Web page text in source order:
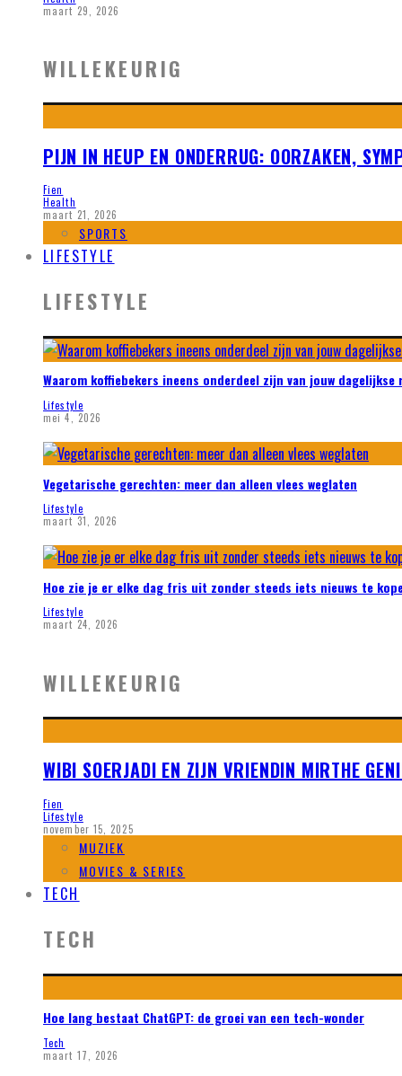
maart 29, 2026
WILLEKEURIG
PIJN IN HEUP EN ONDERRUG: OORZAKEN,
Fien
Health
maart 21, 2026
SPORTS
LIFESTYLE
LIFESTYLE
Waarom koffiebekers ineens onderdeel zijn van jouw
Lifestyle
mei 4, 2026
Vegetarische gerechten: meer dan alleen vlees weglaten
Lifestyle
maart 31, 2026
Hoe zie je er elke dag fris uit zonder steeds iets nieuws te
Lifestyle
maart 24, 2026
WILLEKEURIG
WIBI SOERJADI EN ZIJN VRIENDIN MIRTHE
Fien
Lifestyle
november 15, 2025
MUZIEK
MOVIES & SERIES
TECH
TECH
Hoe lang bestaat ChatGPT: de groei van een tech-wonder
Tech
maart 17, 2026